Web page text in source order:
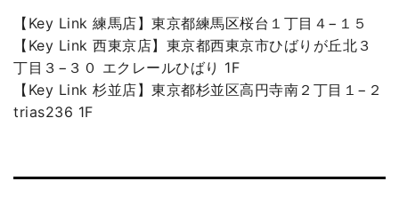
【Key Link 練馬店】東京都練馬区桜台１丁目４−１５
【Key Link 西東京店】東京都西東京市ひばりが丘北３
丁目３−３０ エクレールひばり 1F
【Key Link 杉並店】東京都杉並区高円寺南２丁目１−２
trias236 1F